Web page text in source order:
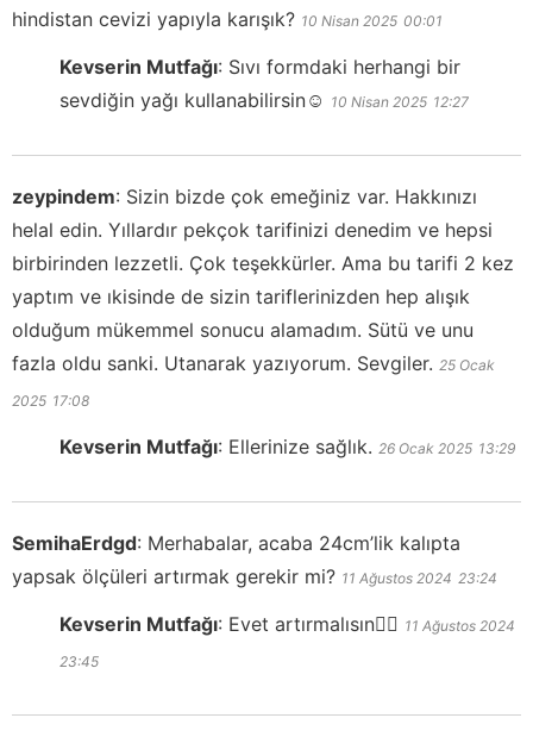
hindistan cevizi yapıyla karışık? 10 Nisan 2025 00:01
Kevserin Mutfağı: Sıvı formdaki herhangi bir
sevdiğin yağı kullanabilirsin☺️ 10 Nisan 2025 12:27
zeypindem: Sizin bizde çok emeğiniz var. Hakkınızı
helal edin. Yıllardır pekçok tarifinizi denedim ve hepsi
birbirinden lezzetli. Çok teşekkürler. Ama bu tarifi 2 kez
yaptım ve ıkisinde de sizin tariflerinizden hep alışık
olduğum mükemmel sonucu alamadım. Sütü ve unu
fazla oldu sanki. Utanarak yazıyorum. Sevgiler. 25 Ocak
2025 17:08
Kevserin Mutfağı: Ellerinize sağlık. 26 Ocak 2025 13:29
SemihaErdgd: Merhabalar, acaba 24cm’lik kalıpta
yapsak ölçüleri artırmak gerekir mi? 11 Ağustos 2024 23:24
Kevserin Mutfağı: Evet artırmalısın👍🏻 11 Ağustos 2024
23:45